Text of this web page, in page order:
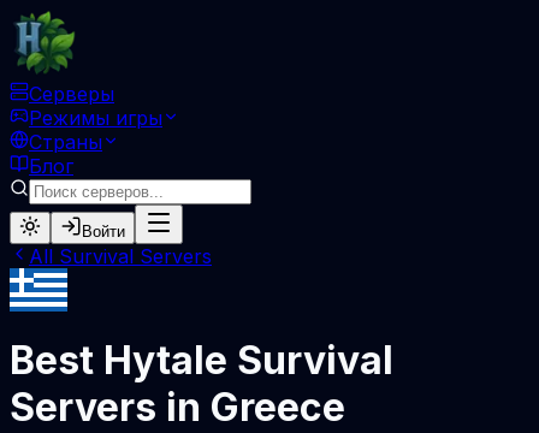
Серверы
Режимы игры
Страны
Блог
Войти
All Survival Servers
Best Hytale Survival
Servers in Greece